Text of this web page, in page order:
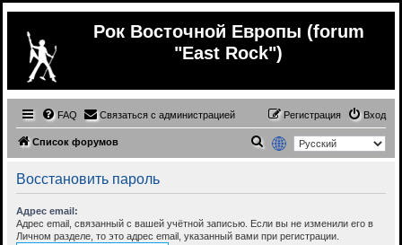
Рок Восточной Европы (forum
"East Rock")
FAQ Связаться с администрацией Вход
Регистрация
Список форумов
к
Восстановить пароль
Адрес email:
Адрес email, связанный с вашей учётной записью. Если вы не изменили его в
Личном разделе, то это адрес email, указанный вами при регистрации.